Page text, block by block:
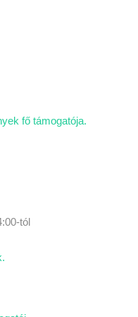
fő támogatója
tól